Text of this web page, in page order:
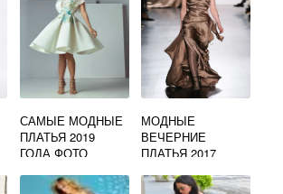
САМЫЕ МОДНЫЕ
ПЛАТЬЯ 2019
ГОДА ФОТО
МОДНЫЕ
ВЕЧЕРНИЕ
ПЛАТЬЯ 2017